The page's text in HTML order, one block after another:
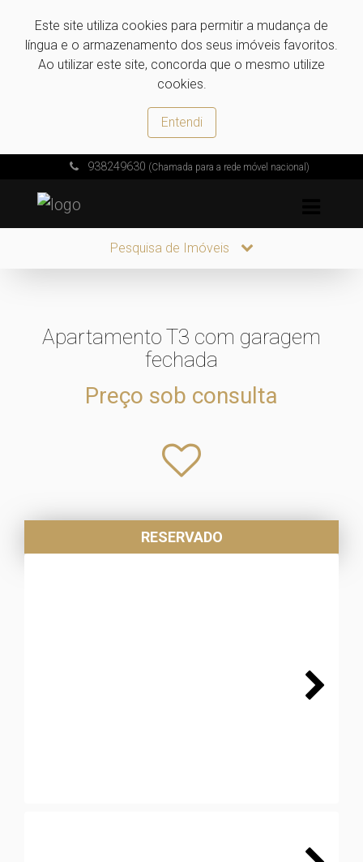
Este site utiliza cookies para permitir a mudança de
língua e o armazenamento dos seus imóveis favoritos.
Ao utilizar este site, concorda que o mesmo utilize
cookies.
Entendi
938249630 (Chamada para a rede móvel nacional)
Pesquisa de Imóveis
Apartamento T3 com garagem
fechada
Preço sob consulta
RESERVADO